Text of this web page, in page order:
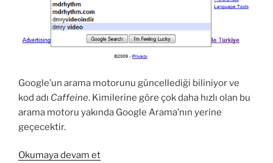
Google’un arama motorunu güncellediği biliniyor ve
kod adı Caffeine. Kimilerine göre çok daha hızlı olan bu
arama motoru yakında Google Arama’nın yerine
geçecektir.
Okumaya devam et“Google